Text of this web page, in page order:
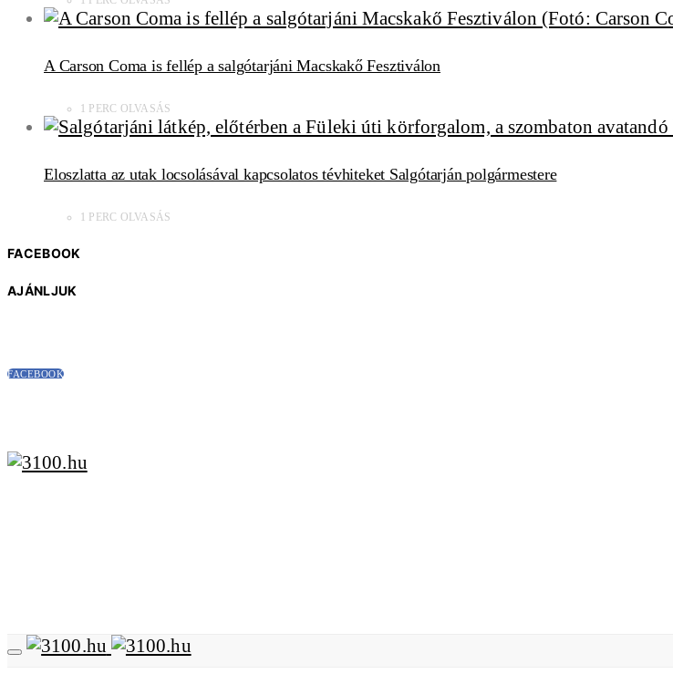
A Carson Coma is fellép a salgótarjáni Macskakő Fesztiválon
1 PERC OLVASÁS
Eloszlatta az utak locsolásával kapcsolatos tévhiteket Salgótarján polgármestere
1 PERC OLVASÁS
FACEBOOK
AJÁNLJUK
FACEBOOK